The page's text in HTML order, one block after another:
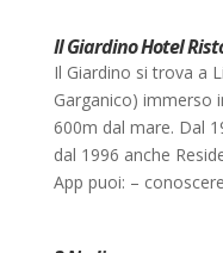
Il Giardino Hotel
Il Giardino si trova a
Garganico) immerso
600m dal mare. Dal
dal 1996 anche
App puoi: –